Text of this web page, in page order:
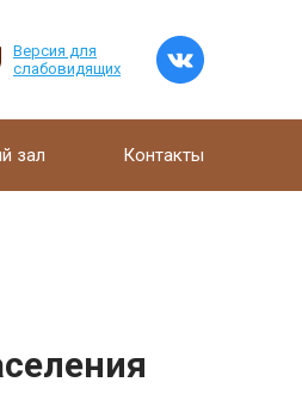
Версия для
слабовидящих
зал Контакты